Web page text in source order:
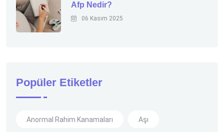
Afp Nedir?
06 Kasım 2025
Popüler Etiketler
Anormal Rahim Kanamaları Aşı